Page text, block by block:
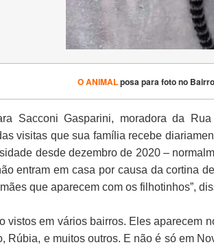
O ANIMALposa para foto no
Sacconi Gasparini, moradora da
visitas que sua família recebe
desde dezembro de 2020 –
entram em casa por causa da cortina
que aparecem com os filhotinhos”,
vistos em vários bairros. Eles aparecem
Rúbia, e muitos outros. E não é só em